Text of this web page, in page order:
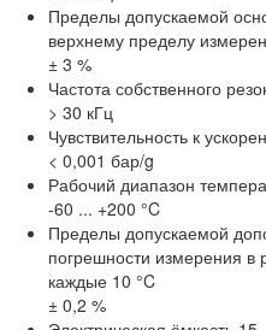
Пределы допускаемой
верхнему пределу
± 3 %
Частота собственного
> 30 кГц
Чувствительность к
< 0,001 бар/g
Рабочий диапазон
-60 ... +200 °C
Пределы допускаемой
погрешности измерения в
каждые 10 °C
± 0,2 %